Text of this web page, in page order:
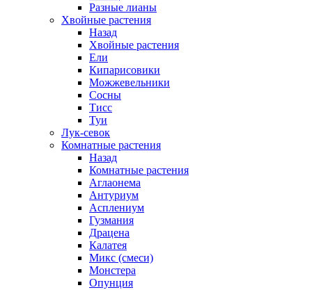
Разные лианы
Хвойные растения
Назад
Хвойные растения
Ели
Кипарисовики
Можжевельники
Сосны
Тисс
Туи
Лук-севок
Комнатные растения
Назад
Комнатные растения
Аглаонема
Антуриум
Асплениум
Гузмания
Драцена
Калатея
Микс (смеси)
Монстера
Опунция